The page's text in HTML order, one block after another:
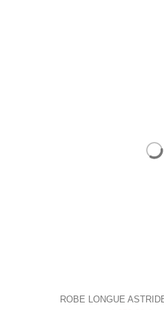
ROBE LONGUE